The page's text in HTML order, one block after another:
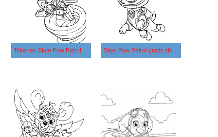
Tekenen Skye Paw Patrol gratis simpel Skye Paw Patrol gratis afdrukbaar simpel